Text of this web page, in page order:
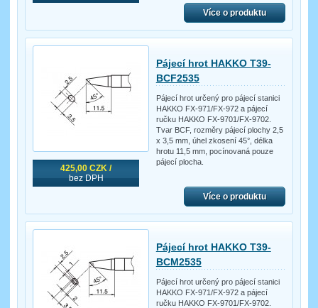
Více o produktu
425,00 CZK /
bez DPH
Pájecí hrot HAKKO T39-
BCF2535
Pájecí hrot určený pro pájecí stanici
HAKKO FX-971/FX-972 a pájecí
ručku HAKKO FX-9701/FX-9702.
Tvar BCF, rozměry pájecí plochy 2,5
x 3,5 mm, úhel zkosení 45°, délka
hrotu 11,5 mm, pocínovaná pouze
pájecí plocha.
Více o produktu
Pájecí hrot HAKKO T39-
BCM2535
Pájecí hrot určený pro pájecí stanici
HAKKO FX-971/FX-972 a pájecí
ručku HAKKO FX-9701/FX-9702.